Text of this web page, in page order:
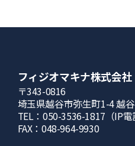
フィジオマキナ株式会社
〒343-0816
埼⽟県越⾕市弥⽣町1-4 越
TEL：050-3536-1817（IP電
FAX：048-964-9930